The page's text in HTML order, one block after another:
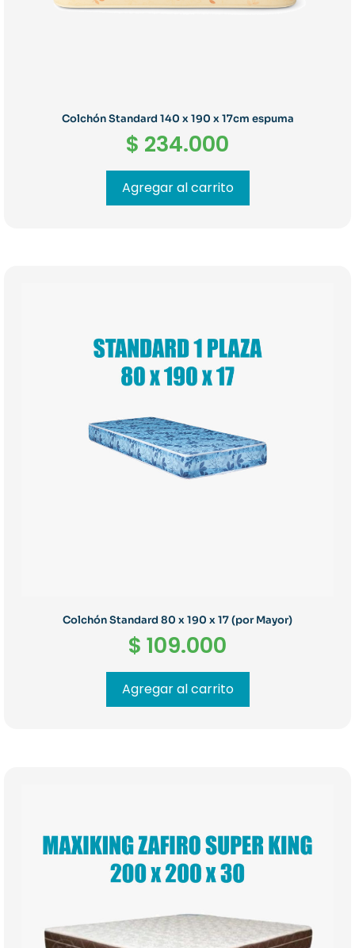
Colchón Standard 140 x 190 x 17cm espuma
$ 234.000
Agregar al carrito
Colchón Standard 80 x 190 x 17 (por Mayor)
$ 109.000
Agregar al carrito